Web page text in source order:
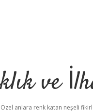
ve
Özel anlara renk katan neşeli